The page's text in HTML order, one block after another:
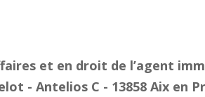
et en droit de l’agent
- Antelios C - 13858 Aix en